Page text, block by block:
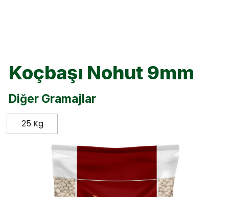
Koçbaşı Nohut 9mm
Diğer Gramajlar
25 Kg